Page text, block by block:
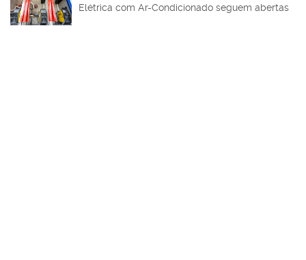
Elétrica com Ar-Condicionado seguem abertas